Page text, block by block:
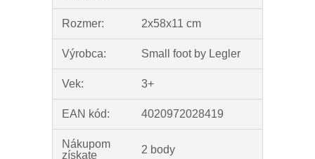
Rozmer: 2x58x11 cm
Výrobca: Small foot by Legler
Vek: 3+
EAN kód: 4020972028419
Nákupom
získate
2 body